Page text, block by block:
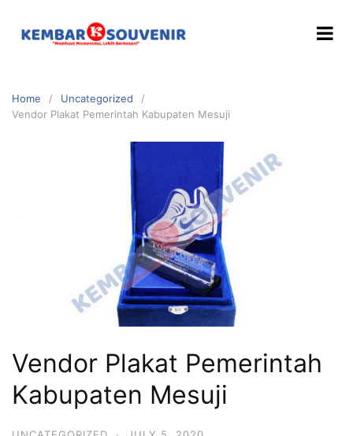
Home
Uncategorized
Vendor Plakat Pemerintah Kabupaten Mesuji
Vendor Plakat Pemerintah
Kabupaten Mesuji